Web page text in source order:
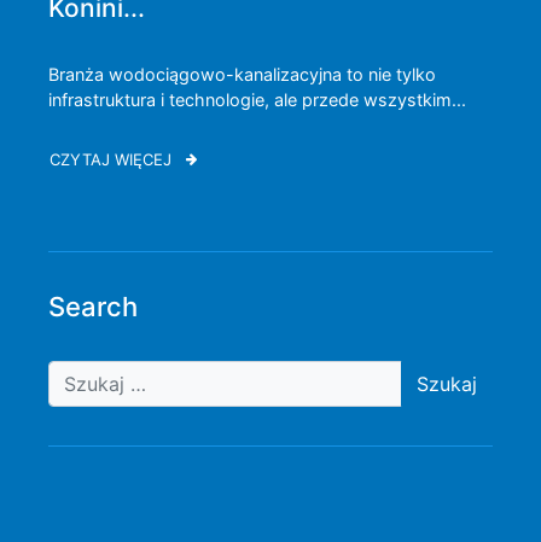
Konini...
Branża wodociągowo-kanalizacyjna to nie tylko
infrastruktura i technologie, ale przede wszystkim...
CZYTAJ WIĘCEJ
Search
Szukaj